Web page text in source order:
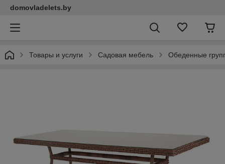
domovladelets.by
Товары и услуги Садовая мебель Обеденные